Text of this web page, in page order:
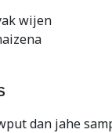
wijen
dan jahe